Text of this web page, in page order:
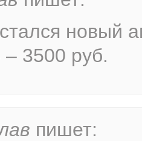
новый
– 3500 руб.
пишет: